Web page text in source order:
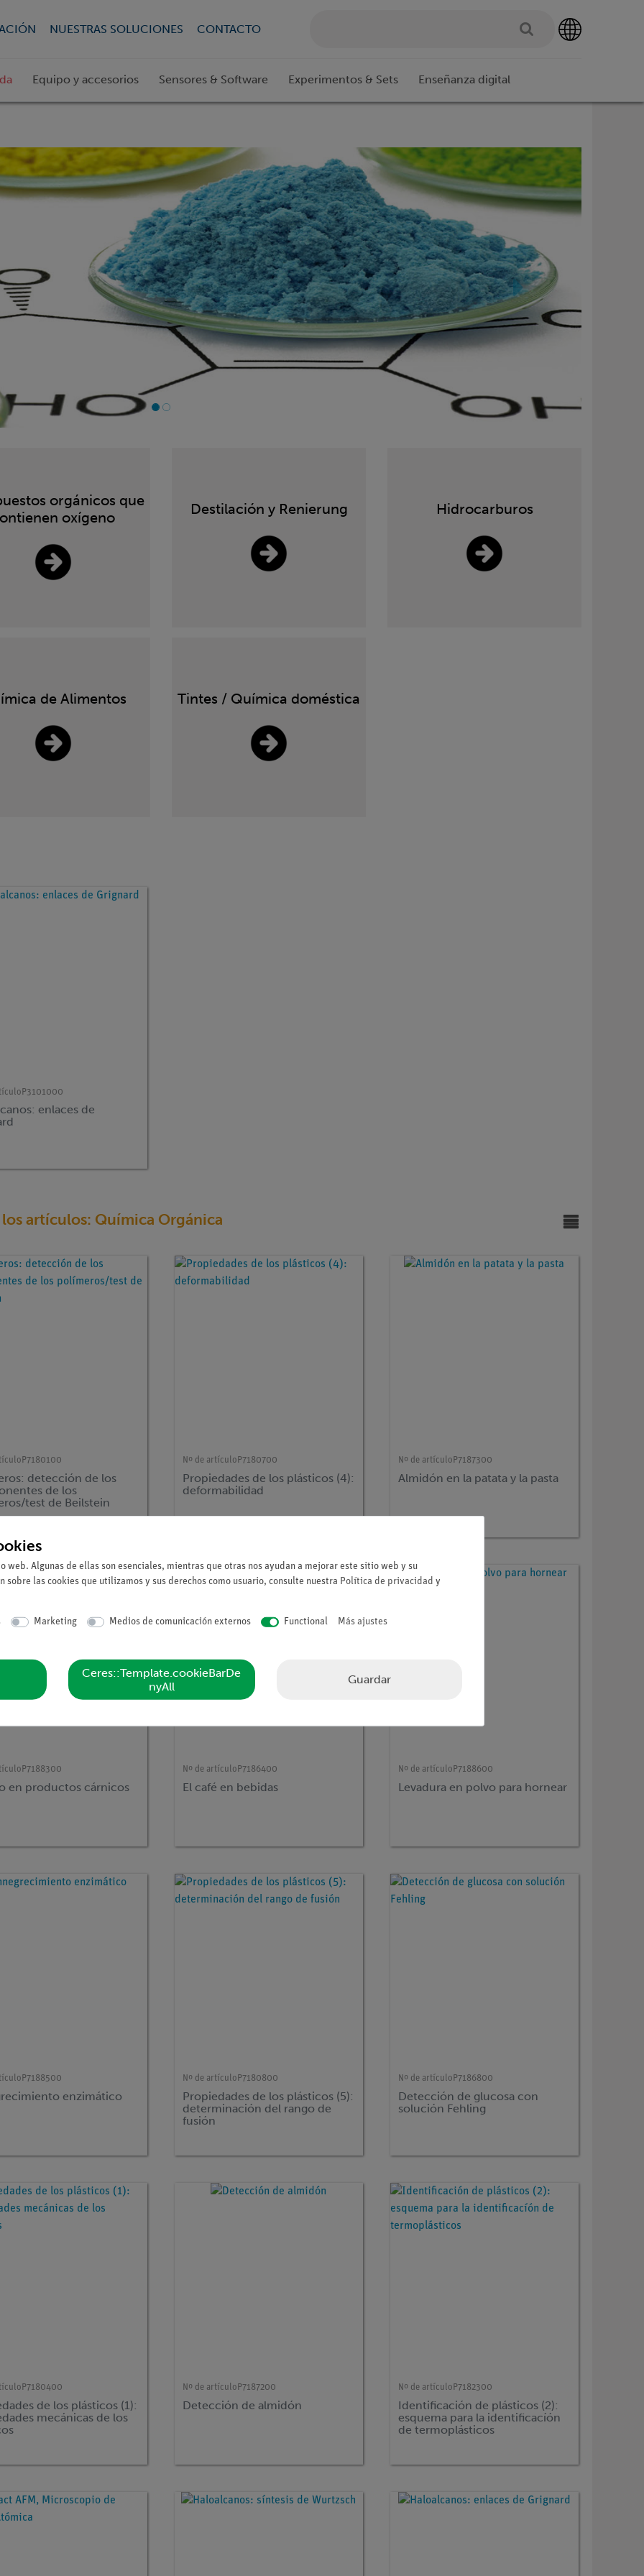
NUESTRAS SOLUCIONES CONTACTO
Equipo y accesorios Sensores & Software Experimentos & Sets Enseñanza digital
orgánicos que
oxígeno
Destilación y Renierung Hidrocarburos
de Alimentos Tintes / Química doméstica
P3101000
enlaces de
los artículos: Química Orgánica
P7180100
detección de los
de los
test de Beilstein
Nº de artículo P7180700
Propiedades de los plásticos (4):
deformabilidad
Nº de artículo P7187300
Almidón en la patata y la pasta
P7188300
en productos cárnicos
Nº de artículo P7186400
El café en bebidas
Nº de artículo P7188600
Levadura en polvo para hornear
P7188500
enzimático
Nº de artículo P7180800
Propiedades de los plásticos (5):
determinación del rango de
fusión
Nº de artículo P7186800
Detección de glucosa con
solución Fehling
P7180400
de los plásticos (1):
mecánicas de los
Nº de artículo P7187200
Detección de almidón
Nº de artículo P7182300
Identificación de plásticos (2):
esquema para la identificacíón
de termoplásticos
web. Algunas de ellas son esenciales, mientras que otras nos ayudan a mejorar este sitio web y su
sobre las cookies que utilizamos y sus derechos como usuario, consulte nuestra Política de privacidad y
Marketing Medios de comunicación externos Functional Más ajustes
Ceres::Template.cookieBarDe
nyAll
Guardar